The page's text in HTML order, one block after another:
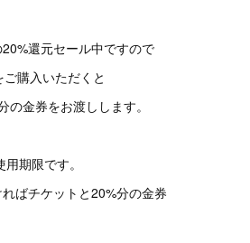
還元セール中ですので
購入いただくと
金券をお渡しします。
期限です。
ばチケットと20%分の金券